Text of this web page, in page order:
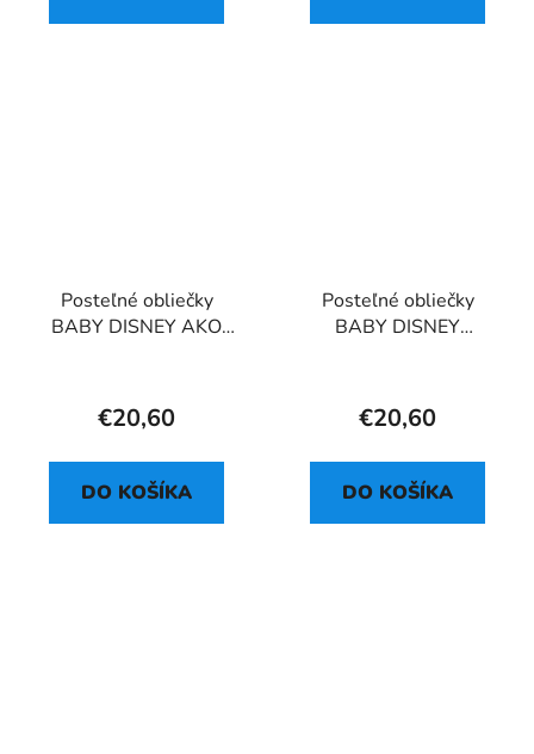
Posteľné obliečky
BABY DISNEY AKO
€20,60
DO KOŠÍKA
Posteľné obliečky
BABY DISNEY
€20,60
DO KOŠÍKA